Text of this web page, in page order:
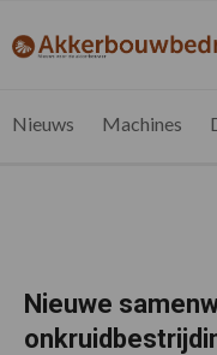
de
de
de
de
akkerbouwbedrijf.be
Nieuws
Nieuws Machines
Nieuwe